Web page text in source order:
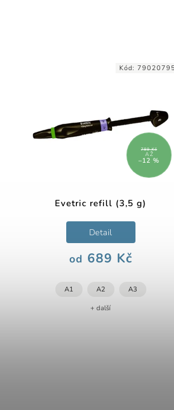
789 Kč
AŽ
–12 %
Evetric refill (3,5 g)
od 689 Kč
Detail
A1 A2 A3
+ další
Kód: 79020795